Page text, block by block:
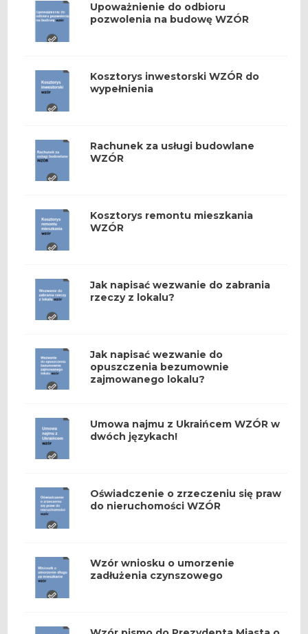
Upoważnienie do odbioru
pozwolenia na budowę WZÓR
Kosztorys inwestorski WZÓR do
wypełnienia
Rachunek za usługi budowlane
WZÓR
Kosztorys remontu mieszkania
WZÓR
Jak napisać wezwanie do zabrania
rzeczy z lokalu?
Jak napisać wezwanie do
opuszczenia bezumownie
zajmowanego lokalu?
Umowa najmu z Ukraińcem WZÓR w
dwóch językach!
Oświadczenie o zrzeczeniu się praw
do nieruchomości WZÓR
Wzór wniosku o umorzenie
zadłużenia czynszowego